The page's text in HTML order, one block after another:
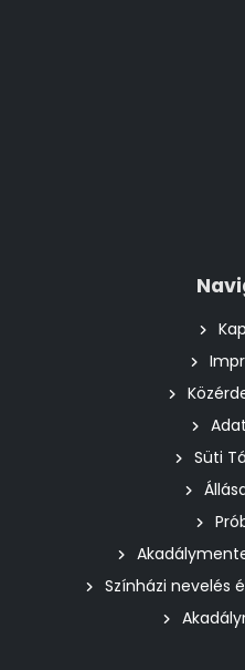
Süti
Színházi nevelés